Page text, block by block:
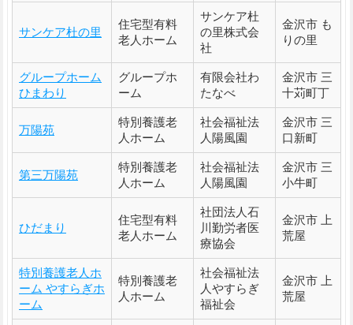
サンケア杜の里
住宅型有料
老人ホーム
サンケア杜
の里株式会
社
金沢市 も
りの里
グループホーム
ひまわり
グループホ
ーム
有限会社わ
たなべ
金沢市 三
十苅町丁
万陽苑
特別養護老
人ホーム
社会福祉法
人陽風園
金沢市 三
口新町
第三万陽苑
特別養護老
人ホーム
社会福祉法
人陽風園
金沢市 三
小牛町
ひだまり
住宅型有料
老人ホーム
社団法人石
川勤労者医
療協会
金沢市 上
荒屋
特別養護老人ホ
ーム やすらぎホ
ーム
特別養護老
人ホーム
社会福祉法
人やすらぎ
福祉会
金沢市 上
荒屋